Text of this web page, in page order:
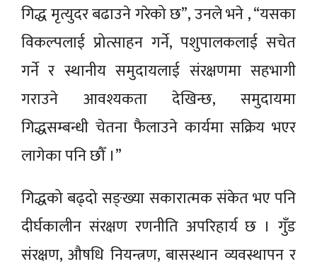
गिद्ध मृत्युदर बढाउने गरेको छ”, उनले भने , “यसका
विकल्पलाई प्रोत्साहन गर्ने, पशुपालकलाई सचेत
गर्ने र स्थानीय समुदायलाई संरक्षणमा सहभागी
गराउने आवश्यकता देखिन्छ, समुदायमा
गिद्धसम्बन्धी चेतना फैलाउने कार्यमा सक्रिय भएर
लागेका पनि छौँ ।”
गिद्धको बढ्दो सङ्ख्या सकारात्मक संकेत भए पनि
दीर्घकालीन संरक्षण रणनीति अपरिहार्य छ । गुँड
संरक्षण, औषधि नियन्त्रण, बासस्थान व्यवस्थापन र